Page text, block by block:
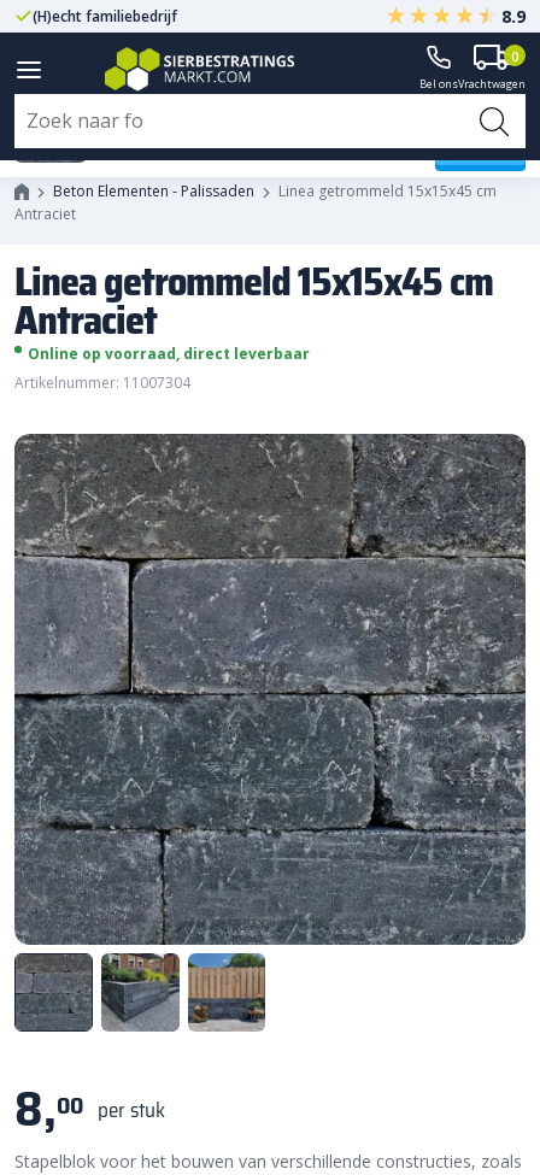
(H)echt familiebedrijf Gegarandeerd A-kwaliteit
8.9
Bel onsVrachtwagen
0
Beton Elementen - Palissaden
Linea getrommeld 15x15x45 cm
Antraciet
Linea getrommeld 15x15x45 cm
Antraciet
Online op voorraad, direct leverbaar
Artikelnummer: 11007304
8,00 per stuk
Stapelblok voor het bouwen van verschillende constructies, zoals
Linea getrommeld 15x15x45 cm
Antraciet